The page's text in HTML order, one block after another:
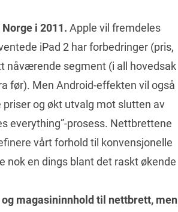
i 2011. Apple vil fremdeles
iPad 2 har forbedringer (pris,
nåværende segment (i all hovedsak
før). Men Android-effekten vil også
og økt utvalg mot slutten av
everything”-prosess. Nettbrettene
vårt forhold til konvensjonelle
nok en dings blant det raskt økende
magasininnhold til nettbrett, men